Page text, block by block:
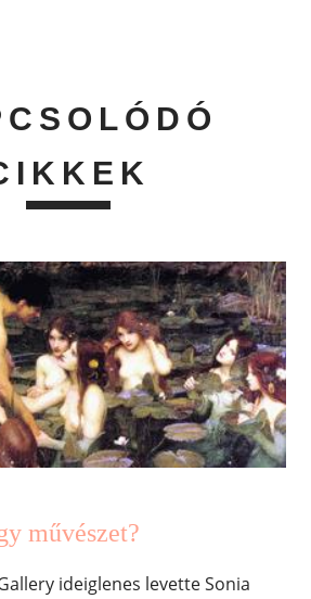
művészet?
ideiglenes levette Sonia